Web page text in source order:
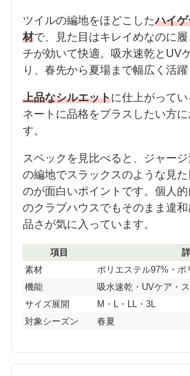
ツイルの編地をほどこしたハイ
材で、見た目はキレイめなのに
チが効いて快適。吸水速乾とUV
り、春先から夏場まで幅広く活躍
上品なシルエットに仕上がって
ネートに品格をプラスしたい方
す。
スペックを見比べると、ジャー
の編地でスラックスのような見
のが面白いポイントです。個人
のクラブハウスでもそのまま違
品さが気に入っています。
項目
素材
ポリエステル97%・ポ
機能
吸水速乾・UVケア・
サイズ展開
M・L・LL・3L
対象シーズン
春夏